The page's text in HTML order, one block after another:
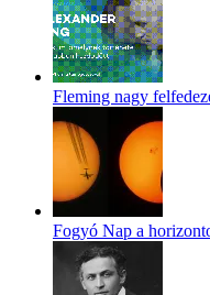
Fleming nagy
Fogyó Nap a